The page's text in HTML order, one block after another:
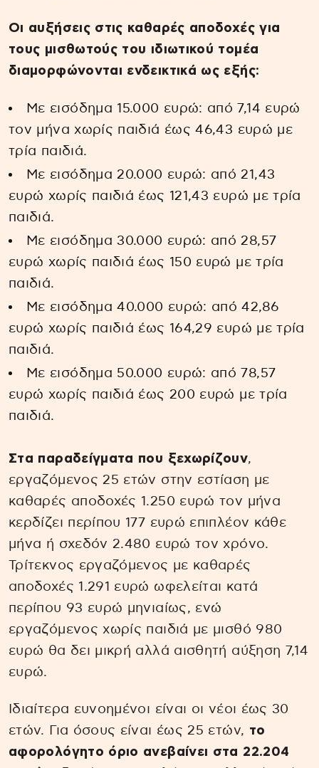
Οι αυξήσεις στις καθαρές αποδοχές για
τους μισθωτούς του ιδιωτικού τομέα
διαμορφώνονται ενδεικτικά ως εξής:
Με εισόδημα 15.000 ευρώ: από 7,14 ευρώ
τον μήνα χωρίς παιδιά έως 46,43 ευρώ με
τρία παιδιά.
Με εισόδημα 20.000 ευρώ: από 21,43
ευρώ χωρίς παιδιά έως 121,43 ευρώ με τρία
παιδιά.
Με εισόδημα 30.000 ευρώ: από 28,57
ευρώ χωρίς παιδιά έως 150 ευρώ με τρία
παιδιά.
Με εισόδημα 40.000 ευρώ: από 42,86
ευρώ χωρίς παιδιά έως 164,29 ευρώ με τρία
παιδιά.
Με εισόδημα 50.000 ευρώ: από 78,57
ευρώ χωρίς παιδιά έως 200 ευρώ με τρία
παιδιά.
Στα παραδείγματα που ξεχωρίζουν,
εργαζόμενος 25 ετών στην εστίαση με
καθαρές αποδοχές 1.250 ευρώ τον μήνα
κερδίζει περίπου 177 ευρώ επιπλέον κάθε
μήνα ή σχεδόν 2.480 ευρώ τον χρόνο.
Τρίτεκνος εργαζόμενος με καθαρές
αποδοχές 1.291 ευρώ ωφελείται κατά
περίπου 93 ευρώ μηνιαίως, ενώ
εργαζόμενος χωρίς παιδιά με μισθό 980
ευρώ θα δει μικρή αλλά αισθητή αύξηση 7,14
ευρώ.
Ιδιαίτερα ευνοημένοι είναι οι νέοι έως 30
ετών. Για όσους είναι έως 25 ετών, το
αφορολόγητο όριο ανεβαίνει στα 22.204